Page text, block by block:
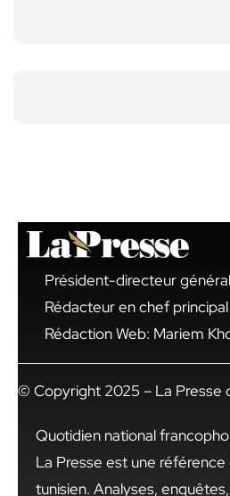
Président-directeur
Rédacteur en chef
Rédaction Web: Mariem
© Copyright 2025 – La Presse
Quotidien national
La Presse est une référence
tunisien. Analyses,